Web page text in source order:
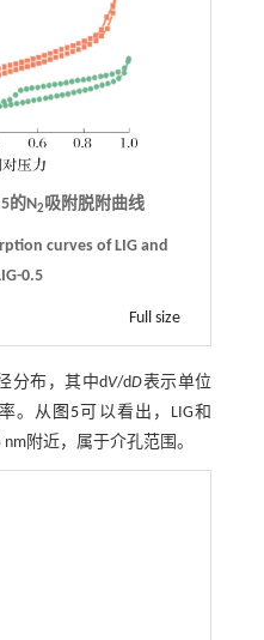
的N2吸附脱附曲线
curves of LIG and
0.5
Full size
分布，其中dV/dD表示单位
。从 图5 可以看出，LIG和
附近，属于介孔范围。